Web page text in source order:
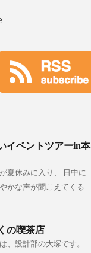
イベントツアーin本
夏休みに入り、 日中に
かな声が聞こえてくる
の喫茶店
、設計部の大塚です。